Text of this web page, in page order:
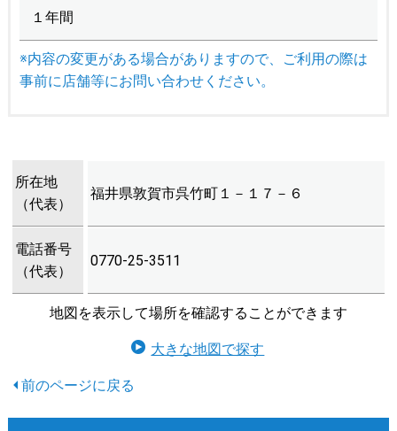
１年間
※内容の変更がある場合がありますので、ご利用の際は
事前に店舗等にお問い合わせください。
所在地
（代表）
福井県敦賀市呉竹町１－１７－６
電話番号
（代表）
0770-25-3511
地図を表示して場所を確認することができます
大きな地図で探す